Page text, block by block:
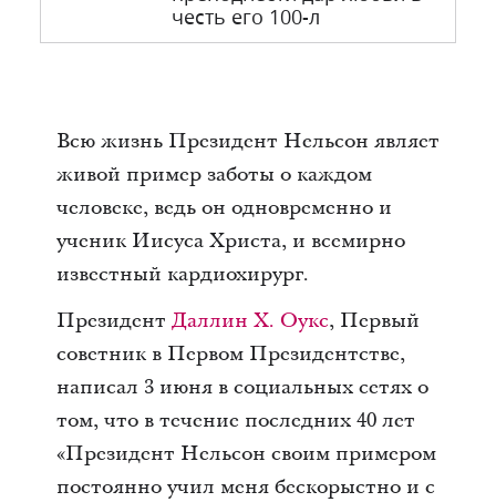
честь его 100-л
Всю жизнь Президент Нельсон являет
живой пример заботы о каждом
человеке, ведь он одновременно и
ученик Иисуса Христа, и всемирно
известный кардиохирург.
Президент Даллин Х. Оукс, Первый
советник в Первом Президентстве,
написал 3 июня в социальных сетях о
том, что в течение последних 40 лет
«Президент Нельсон своим примером
постоянно учил меня бескорыстно и с